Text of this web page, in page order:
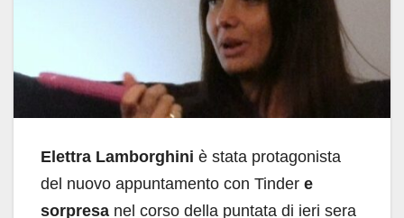
Elettra Lamborghini è stata protagonista
del nuovo appuntamento con Tinder e
sorpresa nel corso della puntata di ieri sera